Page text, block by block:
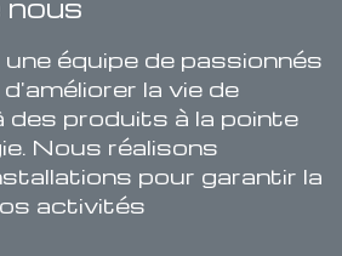
nous
équipe de passionnés
la vie de
des produits à la pointe
Nous réalisons
pour garantir la
activités